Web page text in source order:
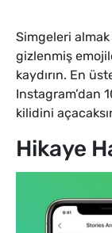
Simgeleri
gizlenmiş
kaydırın. En
Instagram’dan
kilidini
Hikaye